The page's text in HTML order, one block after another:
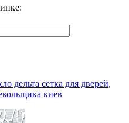
дельта сетка для дверей,
киев